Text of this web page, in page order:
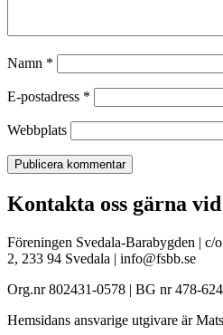
Namn *
E-postadress *
Webbplats
Kontakta oss gärna
Föreningen Svedala-Barabygden | c/
2, 233 94 Svedala | info@fsbb.se
Org.nr 802431-0578 | BG nr 478-
Hemsidans ansvarige utgivare är